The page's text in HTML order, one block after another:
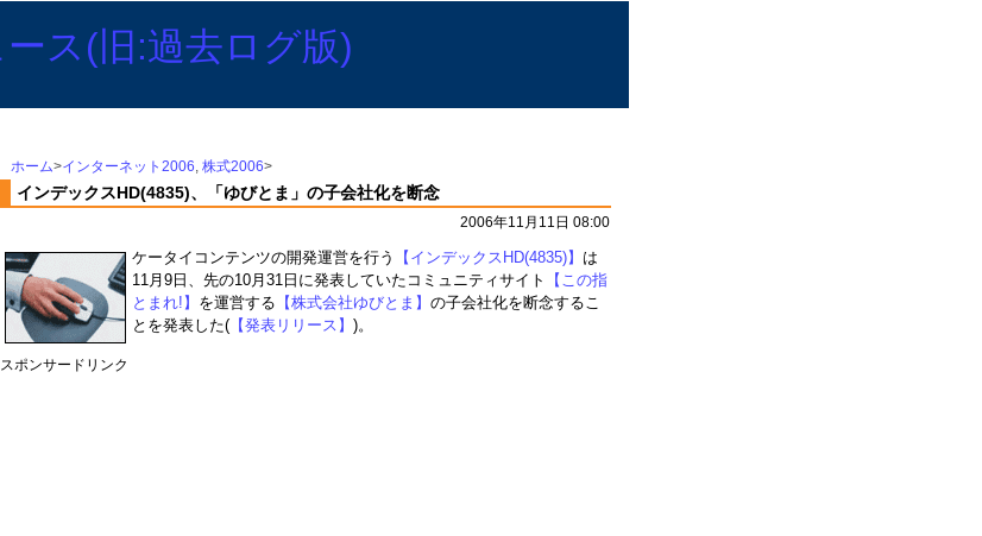
ホーム>インターネット2006, 株式2006>
インデックスHD(4835)、「ゆびとま」の子会社化を断念
2006年11月11日 08:00
ケータイコンテンツの開発運営を行う 【インデックスHD(4835)】 は
11月9日、先の10月31日に発表していたコミュニティサイト
【この指
とまれ!】 を運営する 【株式会社ゆびとま】 の子会社化を断念するこ
とを発表した( 【発表リリース】 )。
スポンサードリンク